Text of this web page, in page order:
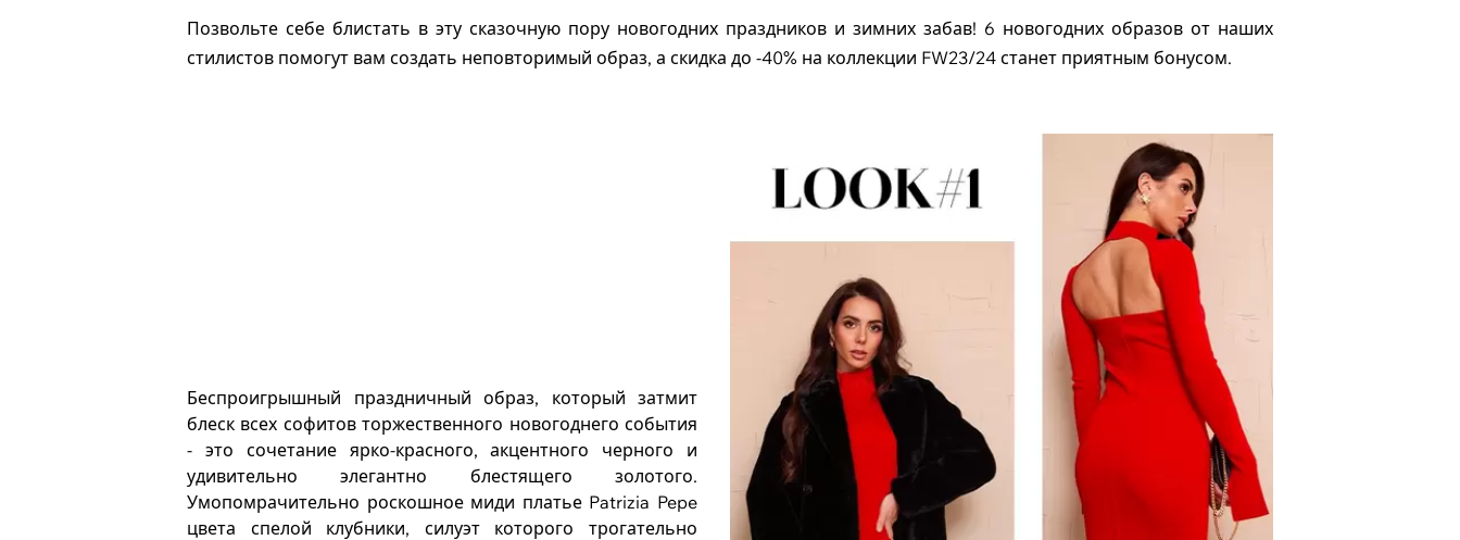
Позвольте себе блистать в эту сказочную пору новогодних праздников и зимних забав! 6 новогодних образов от наших
стилистов помогут вам создать неповторимый образ, а скидка до -40% на коллекции FW23/24 станет приятным бонусом.
Беспроигрышный праздничный образ, который затмит
блеск всех софитов торжественного новогоднего события
- это сочетание ярко-красного, акцентного черного и
удивительно элегантно блестящего золотого.
Умопомрачительно роскошное миди платье Patrizia Pepe
цвета спелой клубники, силуэт которого трогательно